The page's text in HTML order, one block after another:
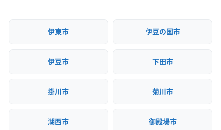
一方で、ご自身で事前に片付ける家具や布団といっ
た家財道具は「一般廃棄物」として、田代環境プラザ
含まれる残置物の処分費は意外と高額で、補助金の
分で片付けておくことが、費用を抑えるための大切
伊東市 伊豆の国市
伊豆市 下田市
掛川市 菊川市
湖西市 御殿場市